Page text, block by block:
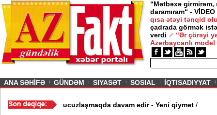
“Mətbəxə girmirəm,
daramıram“ - VİDEO
qısa ətəyi tənqid
çadrada görmək
verdi
“Ər çörəyi
Azərbaycanlı model
ANA SƏHİFƏ GÜNDƏM SIYASƏT SOSIAL İQTISADIYYAT
- Video/Azərbaycan nefti ucuzlaşmaqda davam edir - Yeni